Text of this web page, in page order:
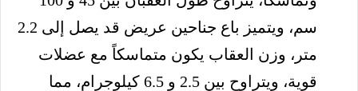
سم، ويتميز باع جناحين عريض قد يصل إلى 2.2
متر، وزن العقاب يكون متماسكاً مع عضلات
قوية، ويتراوح بين 2.5 و 6.5 كيلوجرام، مما